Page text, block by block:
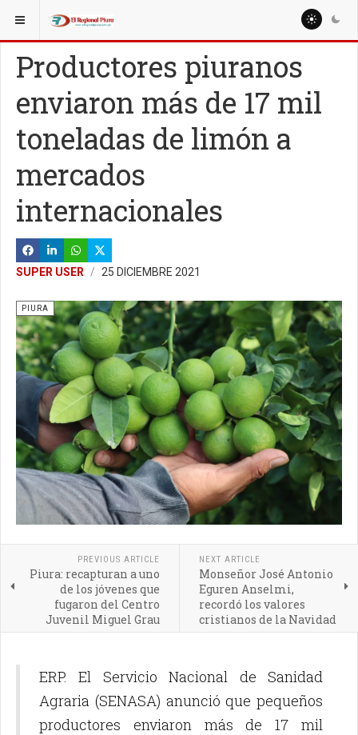
ESTÁ AQUÍ: REGIÓN PIURA
Productores piuranos
enviaron más de 17 mil
toneladas de limón a
mercados
internacionales
SUPER USER 25 DICIEMBRE 2021
PIURA
PREVIOUS ARTICLE
Piura: recapturan a uno
de los jóvenes que
fugaron del Centro
Juvenil Miguel Grau
NEXT ARTICLE
Monseñor José Antonio
Eguren Anselmi,
recordó los valores
cristianos de la Navidad
ERP. El Servicio Nacional de Sanidad
Agraria (SENASA) anunció que pequeños
productores enviaron más de 17 mil